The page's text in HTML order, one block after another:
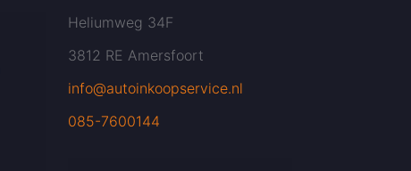
Heliumweg 34F
3812 RE Amersfoort
info@autoinkoopservice.nl
085-7600144